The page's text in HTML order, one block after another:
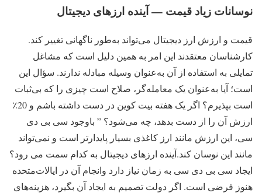
نوسانات زیاد قیمت — آینده ارزهای دیجیتال
قیمت و ارزش ارز دیجیتال می‌تواند به‌طور ناگهانی تغییر کند.
کارشناسان معتقدند این امر به همین دلیل است که مشاغل
تمایلی به استفاده از آن به‌عنوان وسیله مبادله ندارند. سؤال این
است؛ آیا به‌عنوان یک معامله‌گر، صلاح است چیزی را که بی‌ثبات
است بپذیرم؟ اگر یک هفته بیت کوین در دست داشته باشم و 20٪
ارزش آن را از دست بدهد، چه می‌شود؟ ” باوجود سی بی دی
سی، این ارزش مانند ارز کاغذی بسیار پایدارتر است و نمی‌تواند
مانند این نوسان کند.آینده ارزهای دیجیتال به کدام سمت می رود؟
ایجاد سی بی دی سی به زمان نیاز دارد وانجام آن در ایالات‌متحده
هنوز فرضی است. اگر دولت تصمیم به ایجاد آن بگیرد، هزینه‌های